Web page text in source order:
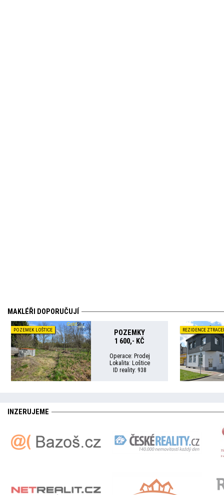
MAKLÉŘI DOPORUČUJÍ
POZEMEK LOŠTICE
POZEMKY
1 600,- KČ
Operace: Prodej
Lokalita: Loštice
ID reality: 938
REZIDENCE
INZERUJEME